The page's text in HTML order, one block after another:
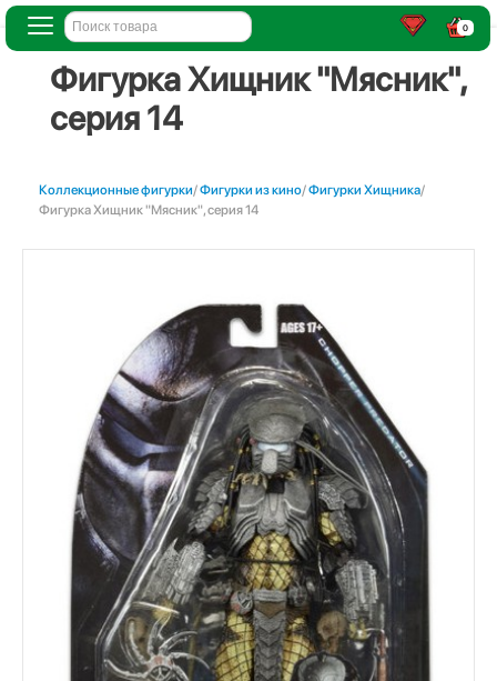
0
Фигурка Хищник "Мясник",
серия 14
Коллекционные фигурки/Фигурки из кино/Фигурки Хищника/
Фигурка Хищник "Мясник", серия 14